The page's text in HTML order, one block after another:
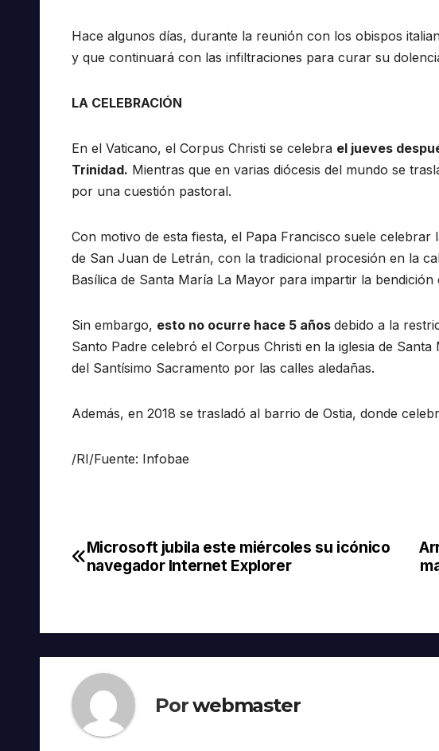
Hace algunos días, durante la reunión con los obispos
y que continuará con las infiltraciones para curar su
LA CELEBRACIÓN
En el Vaticano, el Corpus Christi se celebra el jueves
Trinidad. Mientras que en varias diócesis del mundo se
por una cuestión pastoral.
Con motivo de esta fiesta, el Papa Francisco suele
de San Juan de Letrán, con la tradicional procesión en la
Basílica de Santa María La Mayor para impartir la bendición
Sin embargo, esto no ocurre hace 5 años debido a la
Santo Padre celebró el Corpus Christi en la iglesia de
del Santísimo Sacramento por las calles aledañas.
Además, en 2018 se trasladó al barrio de Ostia, donde
/RI/Fuente: Infobae
Navegación
Microsoft jubila este miércoles su icónico
navegador Internet Explorer
Porwebmaster